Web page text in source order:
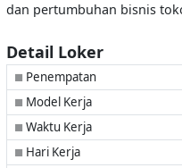
dan pertumbuhan bisnis
Detail Loker
■ Penempatan
■ Model Kerja
■ Waktu Kerja
■ Hari Kerja